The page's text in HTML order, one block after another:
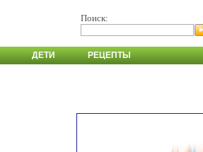
Поиск:
ДЕТИ РЕЦЕПТЫ